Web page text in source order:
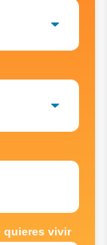
quieres vivir